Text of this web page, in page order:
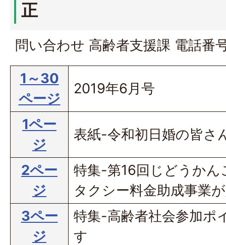
正
問い合わせ 高齢者支援課 電話番
1～30
ページ
2019年6月号
1ペー
ジ
表紙-令和初日婚の皆さ
2ペー
ジ
特集-第16回じどうか
タクシー料金助成事業
3ペー
ジ
特集-高齢者社会参加ポ
す